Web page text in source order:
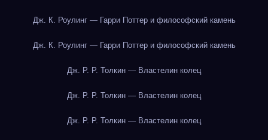
Дж. К. Роулинг — Гарри Поттер и философский камень
Дж. К. Роулинг — Гарри Поттер и философский камень
Дж. Р. Р. Толкин — Властелин колец
Дж. Р. Р. Толкин — Властелин колец
Дж. Р. Р. Толкин — Властелин колец